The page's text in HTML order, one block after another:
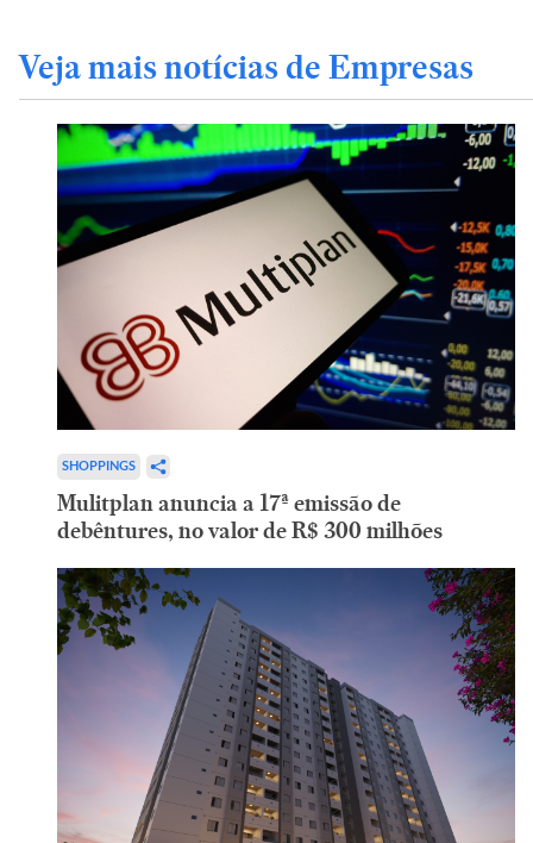
Veja mais notícias de Empresas
SHOPPINGS
Mulitplan anuncia a 17ª emissão de
debêntures, no valor de R$ 300 milhões